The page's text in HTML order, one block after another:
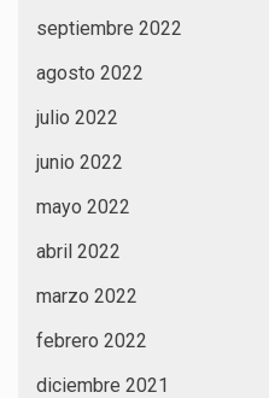
septiembre 2022
agosto 2022
julio 2022
junio 2022
mayo 2022
abril 2022
marzo 2022
febrero 2022
diciembre 2021